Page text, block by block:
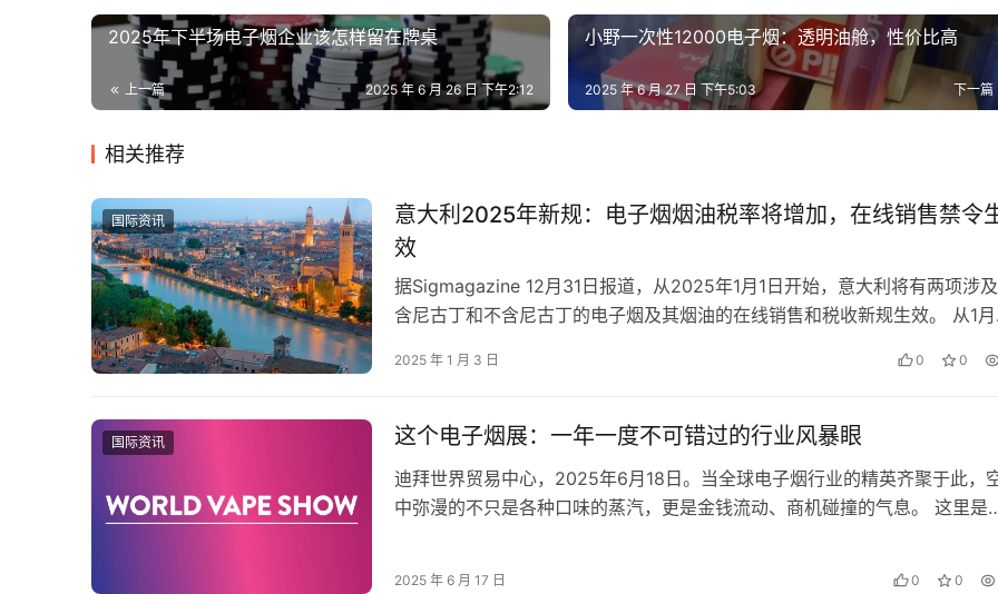
2025年下半场电子烟企业该怎样留在牌桌
上一篇 2025 年 6 月 26 日 下午2:12
小野一次性12000电子烟：透明油舱，性价比高
下一篇
2025 年 6 月 27 日 下午5:03
相关推荐
国际资讯
意大利2025年新规：电子烟烟油税率将增加，在线销售禁令
效
据Sigmagazine 12月31日报道，从2025年1月1日开始，意大利将有两项涉
含尼古丁和不含尼古丁的电子烟及其烟油的在线销售和税收新规生效。 从1月
2025 年 1 月 3 日 0 0
国际资讯 这个电子烟展：一年一度不可错过的行业风暴眼
迪拜世界贸易中心，2025年6月18日。当全球电子烟行业的精英齐聚于此，
中弥漫的不只是各种口味的蒸汽，更是金钱流动、商机碰撞的气息。 这里是
2025 年 6 月 17 日 0 0